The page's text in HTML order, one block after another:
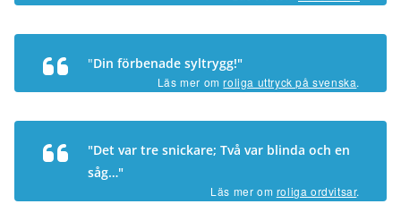
"Din förbenade syltrygg!"
Läs mer omroliga uttryck på svenska.
"Det var tre snickare; Två var blinda och en
såg…"
Läs mer om roliga ordvitsar.